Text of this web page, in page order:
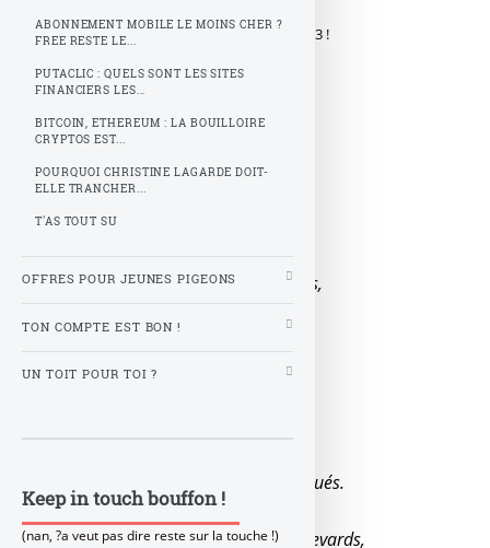
Zarma, Fiscal Cliff, c’est même pas sur ma PS3 !
Zarma, toujours sur ma téloche,
Ces mecs avec toutes leurs valoches,
Les USA seraient dans le tracas,
La hass, ils emmerdent Obama.
Le mec le plus puissant du monde,
Doit bicrave avec des vieux immondes,
Passer en loucedé un foutu budget,
Un suspens à 2 balles, banque de toqués.
Nous prennent pour des caves, ces crevards,
ABONNEMENT MOBILE LE MOINS CHER ?
FREE RESTE LE...
PUTACLIC : QUELS SONT LES SITES
FINANCIERS LES...
BITCOIN, ETHEREUM : LA BOUILLOIRE
CRYPTOS EST...
POURQUOI CHRISTINE LAGARDE DOIT-
ELLE TRANCHER...
T'AS TOUT SU
OFFRES POUR JEUNES PIGEONS
TON COMPTE EST BON !
UN TOIT POUR TOI ?
Keep in touch bouffon !
(nan, ?a veut pas dire reste sur la touche !)